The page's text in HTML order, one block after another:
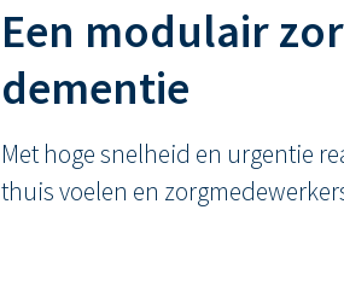
Een modulair
dementie
Met hoge snelheid en urgentie
thuis voelen en